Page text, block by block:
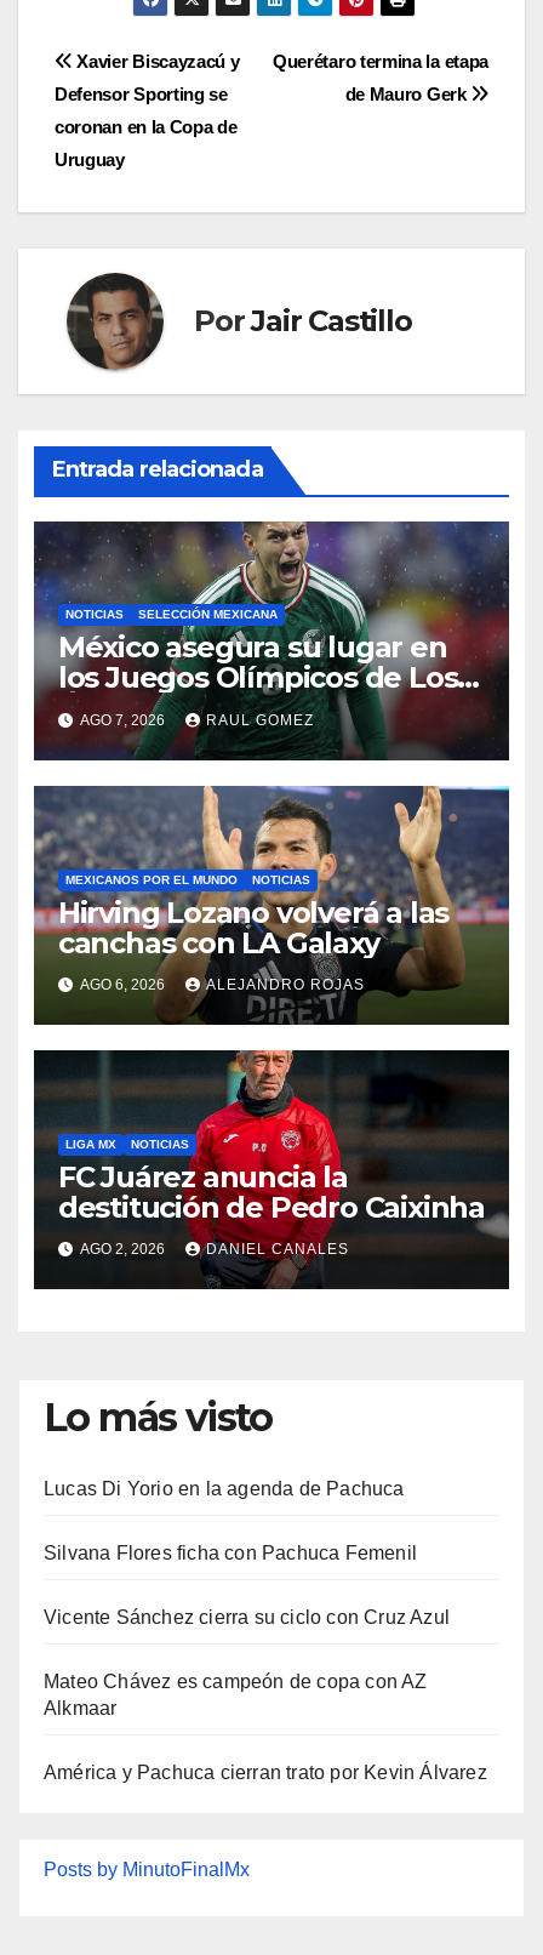
Navegación
de
entradas
Querétaro termina la etapa
de Mauro Gerk
Xavier Biscayzacú y
Defensor Sporting se
coronan en la Copa de
Uruguay
PorJair Castillo
Entrada relacionada
NOTICIAS SELECCIÓN MEXICANA
México asegura su lugar en
los Juegos Olímpicos de Los
Ángeles 2028
AGO 7, 2026 RAUL GOMEZ
MEXICANOS POR EL MUNDO NOTICIAS
Hirving Lozano volverá a las
canchas con LA Galaxy
AGO 6, 2026 ALEJANDRO ROJAS
LIGA MX NOTICIAS
FC Juárez anuncia la
destitución de Pedro Caixinha
AGO 2, 2026 DANIEL CANALES
Lo más visto
Lucas Di Yorio en la agenda de Pachuca
Silvana Flores ficha con Pachuca Femenil
Vicente Sánchez cierra su ciclo con Cruz Azul
Mateo Chávez es campeón de copa con AZ
Alkmaar
América y Pachuca cierran trato por Kevin Álvarez
Posts by MinutoFinalMx